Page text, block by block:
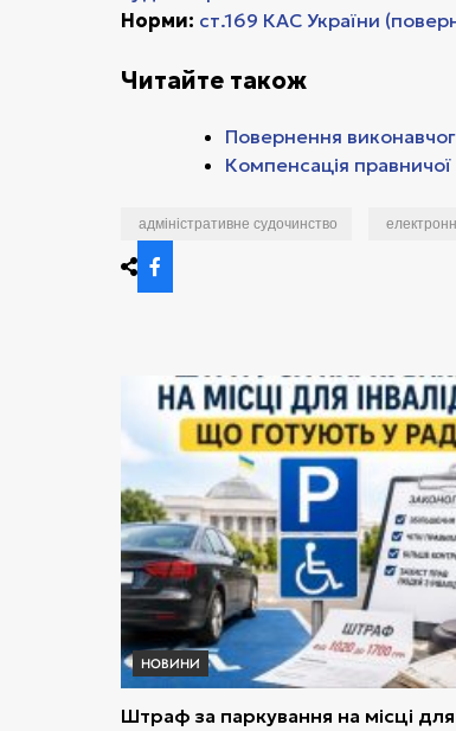
Норми: ст.169 КАС України
Читайте також
Повернення
Компенсація
адміністративне судочинство
НОВИНИ
Штраф за паркування на місці для